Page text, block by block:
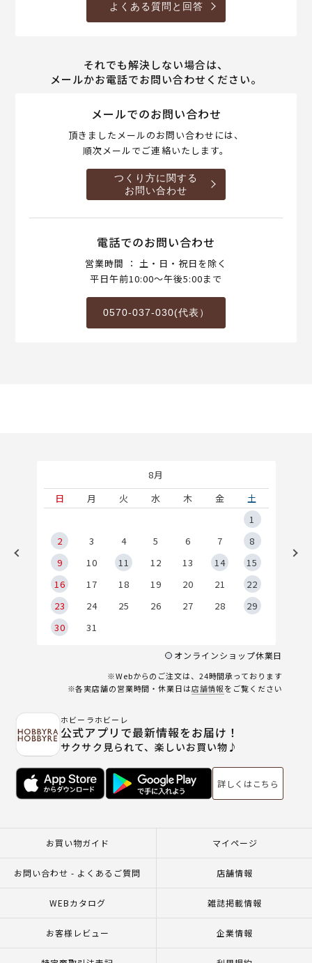
よくある質問と回答
それでも解決しない場合は、
メールかお電話でお問い合わせください。
メールでのお問い合わせ
頂きましたメールのお問い合わせには、
順次メールでご連絡いたします。
つくり方に関する
お問い合わせ
電話でのお問い合わせ
営業時間 ： 土・日・祝日を除く
平日午前10:00～午後5:00まで
0570-037-030(代表）
8月
日
月 火 水 木 金
土
1
2
3 4 5 6 7
8
9
10 11 12 13 14
15
16
17 18 19 20 21
22
23
24 25 26 27 28
29
30
31
オンラインショップ休業日
※Webからのご注文は、24時間承っております
※各実店舗の営業時間・休業日は店舗情報をご覧ください
ホビーラホビーレ
公式アプリで最新情報をお届け！
サクサク見られて、楽しいお買い物♪
詳しくはこちら
お買い物ガイド マイページ
お問い合わせ - よくあるご質問 店舗情報
WEBカタログ 雑誌掲載情報
お客様レビュー 企業情報